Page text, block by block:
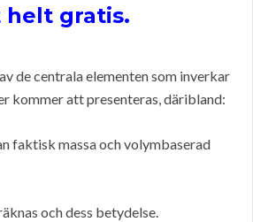
gratis.
de centrala elementen som inverkar
kommer att presenteras, däribland:
faktisk massa och volymbaserad
och dess betydelse.